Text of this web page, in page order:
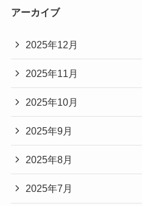
アーカイブ
2025年12月
2025年11月
2025年10月
2025年9月
2025年8月
2025年7月